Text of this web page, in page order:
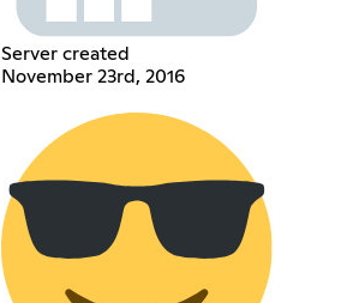
Server created
November 23rd, 2016